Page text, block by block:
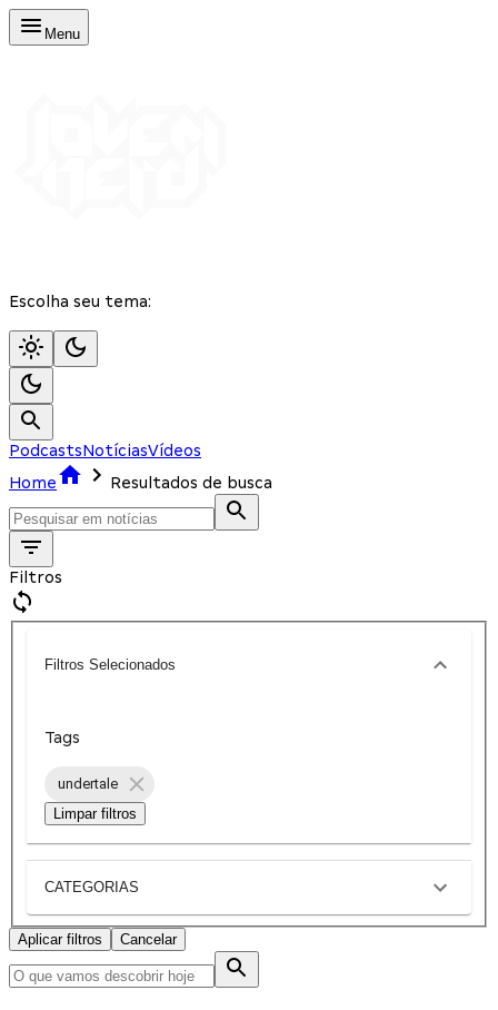
Menu
Escolha seu tema:
PodcastsNotíciasVídeos
Home
Resultados de busca
Filtros
Filtros Selecionados
Tags
undertale
Limpar filtros
CATEGORIAS
Aplicar filtros Cancelar